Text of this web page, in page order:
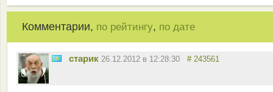
Комментарии, по рейтингу, по дате
старик 26.12.2012 в 12:28:30 # 243561